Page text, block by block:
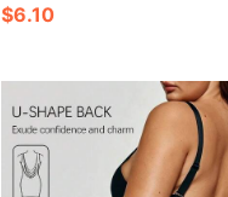
$6.10